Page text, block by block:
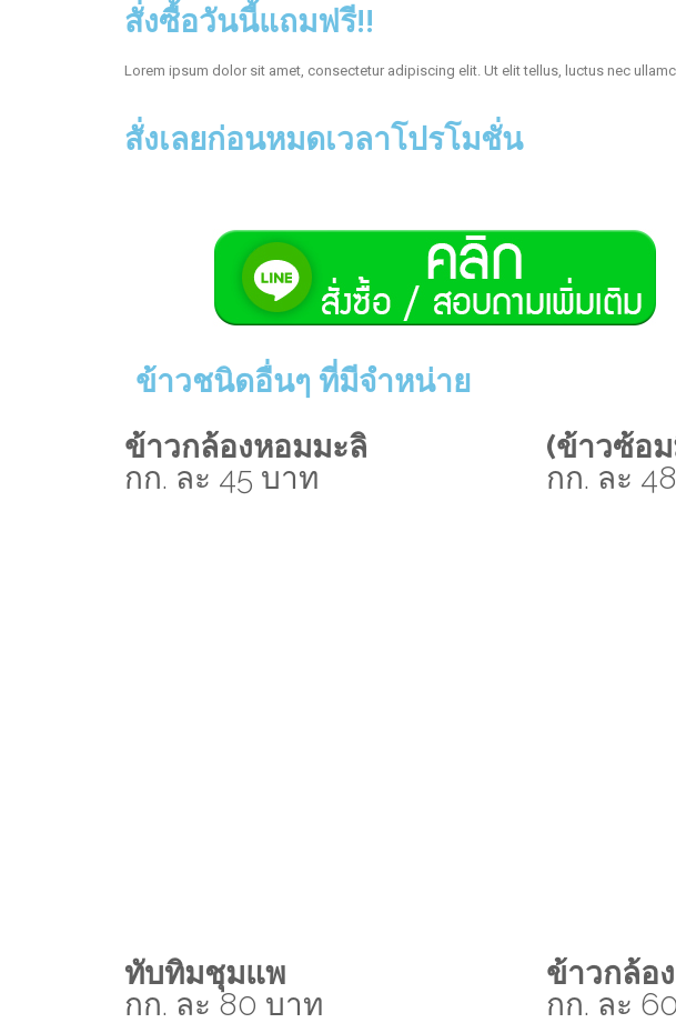
สั่งซื้อวันนี้แถมฟรี!!
Lorem ipsum dolor sit amet, consectetur adipiscing elit. Ut elit tellus, luctus nec
สั่งเลยก่อนหมดเวลาโปรโมชั่น
ข้าวชนิดอื่นๆ ที่มีจำหน่าย
ข้าวกล้องหอมมะลิ
กก. ละ 45 บาท
(ข้าวซ้อ
กก. ละ
ทับทิมชุมแพ
กก. ละ 80 บาท
ข้าวกล้อ
กก. ละ